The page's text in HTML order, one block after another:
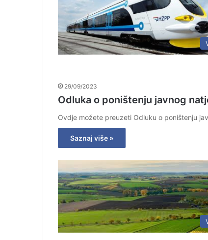
29/09/2023
Odluka o poništenju javnog
Ovdje možete preuzeti Odluku o poništenju
Saznaj više »